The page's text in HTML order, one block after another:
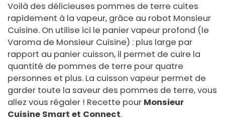
Voilà des délicieuses pommes de terre cuites
rapidement à la vapeur, grâce au robot Monsieur
Cuisine. On utilise ici le panier vapeur profond (le
Varoma de Monsieur Cuisine) : plus large par
rapport au panier cuisson, il permet de cuire la
quantité de pommes de terre pour quatre
personnes et plus. La cuisson vapeur permet de
garder toute la saveur des pommes de terre, vous
allez vous régaler ! Recette pour Monsieur
Cuisine Smart et Connect.